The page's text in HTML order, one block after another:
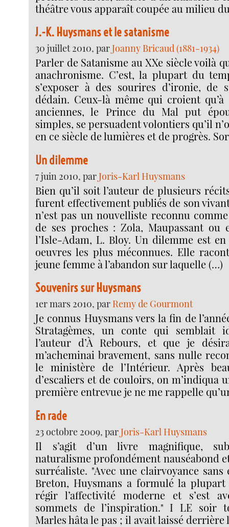
théâtre vous apparaît coupée au milieu
J.-K. Huysmans et le satanisme
30 juillet 2010, parJoanny Bricaud (1881-1934)
Parler de Satanisme au XXe siècle voilà
anachronisme. C’est, la plupart du
s’exposer à des sourires d’ironie, de
dédain. Ceux-là même qui croient qu’à
anciennes, le Prince du Mal put
simples, se persuadent volontiers qu’il
en ce siècle de lumières et de progrès.
Un dilemme
7 juin 2010, parJoris-Karl Huysmans
Bien qu’il soit l’auteur de plusieurs
furent effectivement publiés de son
n’est pas un nouvelliste reconnu
de ses proches : Zola, Maupassant ou
l’Isle-Adam, L. Bloy. Un dilemme est
oeuvres les plus méconnues. Elle
jeune femme à l’abandon sur laquelle (…)
Souvenirs sur Huysmans
1er mars 2010, par Remy de Gourmont
Je connus Huysmans vers la fin de
Stratagèmes, un conte qui semblait
l’auteur d’À Rebours, et que je
m’acheminai bravement, sans nulle
le ministère de l’Intérieur. Après
d’escaliers et de couloirs, on m’indiqua
première entrevue je ne me rappelle
En rade
23 octobre 2009, parJoris-Karl Huysmans
Il s’agit d’un livre magnifique,
naturalisme profondément nauséabond
surréaliste. "Avec une clairvoyance
Breton, Huysmans a formulé la
régir l’affectivité moderne et s’est
sommets de l’inspiration." I LE soir
Marles hâta le pas ; il avait laissé